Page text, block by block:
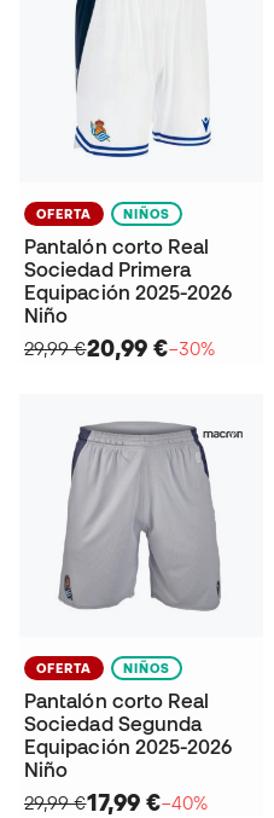
OFERTA NIÑOS
Pantalón corto Real
Sociedad Primera
Equipación 2025-2026
Niño
29,99 €20,99 €−30%
OFERTA NIÑOS
Pantalón corto Real
Sociedad Segunda
Equipación 2025-2026
Niño
29,99 €17,99 €−40%